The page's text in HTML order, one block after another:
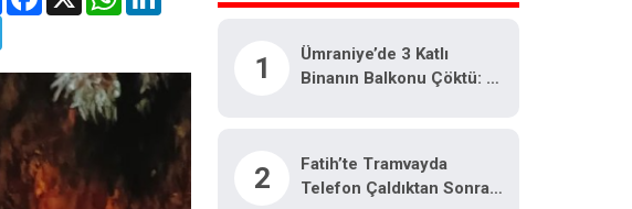
Telegram
1
Ümraniye’de 3 Katlı
Binanın Balkonu Çöktü: 2
2
Fatih’te Tramvayda
Telefon Çaldıktan Sonra